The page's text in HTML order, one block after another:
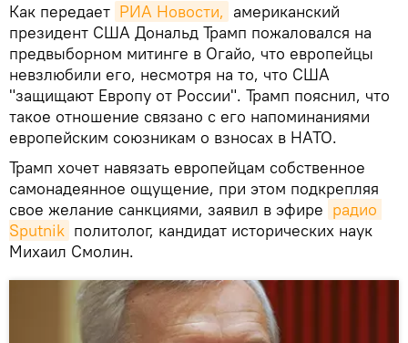
Как передает РИА Новости, американский
президент США Дональд Трамп пожаловался на
предвыборном митинге в Огайо, что европейцы
невзлюбили его, несмотря на то, что США
"защищают Европу от России". Трамп пояснил, что
такое отношение связано с его напоминаниями
европейским союзникам о взносах в НАТО.
Трамп хочет навязать европейцам собственное
самонадеянное ощущение, при этом подкрепляя
свое желание санкциями, заявил в эфире радио
Sputnik политолог, кандидат исторических наук
Михаил Смолин.